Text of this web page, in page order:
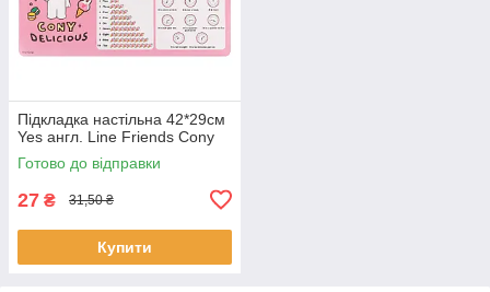
Підкладка настільна 42*29см
Yes англ. Line Friends Cony
Готово до відправки
27 ₴ 31,50 ₴
Купити